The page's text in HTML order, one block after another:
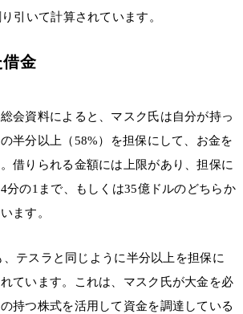
引いて計算されています。
金
会資料によると、マスク氏は自分が持っ
半分以上（58%）を担保にして、お金を
借りられる金額には上限があり、担保に
分の1まで、もしくは35億ドルのどちらか
ます。
、テスラと同じように半分以上を担保に
ています。これは、マスク氏が大金を必
持つ株式を活用して資金を調達している